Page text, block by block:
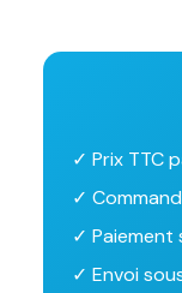
✓ Prix TTC
✓
✓ Paiement
✓ Envoi